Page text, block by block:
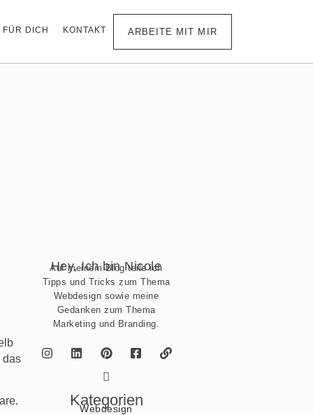
FÜR DICH KONTAKT ARBEITE MIT MIR
das
Hey, Ich bin Nicole
Auf meinem Blog teile ich
Tipps und Tricks zum Thema
Webdesign sowie meine
Gedanken zum Thema
Marketing und Branding.
Kategorien
Webdesign